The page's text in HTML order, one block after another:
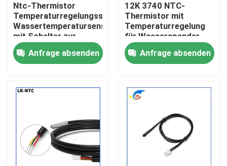
Qualitätskontrolle
Kontakt mit uns
Rechtssachen
Ptc-Thermistor
Ntc-Thermistor
Temperaturregelungsschalter
Wassertemperatursensor
mit Schalter zur
Temperaturregulierung
Anfrage absenden
12K 3740 NTC-
Thermistor mit
Temperaturregelung
für Wasserspender,
Boiler,
Sensor
Anfrage absenden